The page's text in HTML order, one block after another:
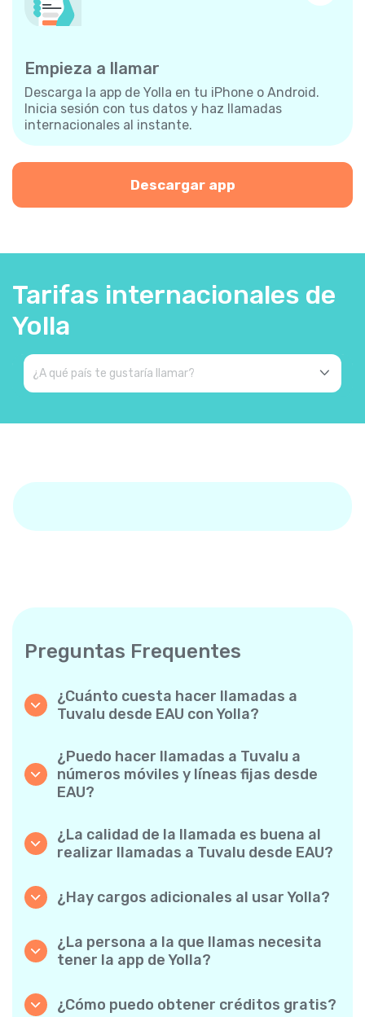
Empieza a llamar
Descarga la app de Yolla en tu iPhone o Android.
Inicia sesión con tus datos y haz llamadas
internacionales al instante.
Descargar app
Tarifas internacionales de
Yolla
Preguntas Frequentes
¿Cuánto cuesta hacer llamadas a
Tuvalu desde EAU con Yolla?
para llamadas a Tuvalu. Simplemente
consulta las tarifas más recientes en la app:
sin cargos ocultos, sin sorpresas.
¿Puedo hacer llamadas a Tuvalu a
números móviles y líneas fijas desde
EAU?
móviles como a líneas fijas a Tuvalu con
facilidad.
¿La calidad de la llamada es buena al
realizar llamadas a Tuvalu desde EAU?
conversaciones suenan como si fuesen
¿Hay cargos adicionales al usar Yolla?
minuto transparentes y cero cargos ocultos:
ni suscripciones mensuales obligatorias ni
cargos de conexión.
¿La persona a la que llamas necesita
tener la app de Yolla?
¡Sin embargo, las llamadas de Yolla a Yolla son
¿Cómo puedo obtener créditos gratis?